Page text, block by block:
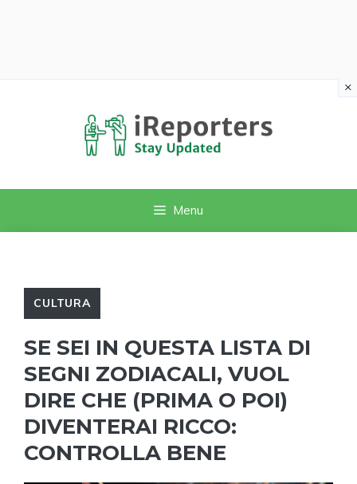
Menu
CULTURA
SE SEI IN QUESTA LISTA DI
SEGNI ZODIACALI, VUOL
DIRE CHE (PRIMA O POI)
DIVENTERAI RICCO:
CONTROLLA BENE
×